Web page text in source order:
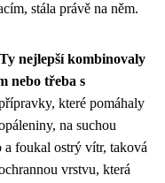
stála právě na něm.
Ty nejlepší kombinovaly
nebo třeba s
které pomáhaly
na suchou
foukal ostrý vítr, taková
vrstvu, která